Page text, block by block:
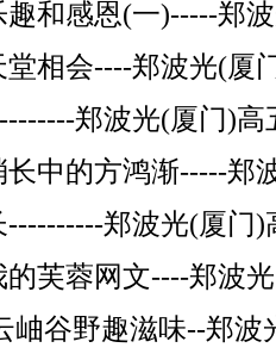
和感恩(一)-----郑
相会----郑波光(厦
郑波光(厦门)高
中的方鸿渐-----郑
郑波光(厦门
芙蓉网文----郑波
岫谷野趣滋味--郑